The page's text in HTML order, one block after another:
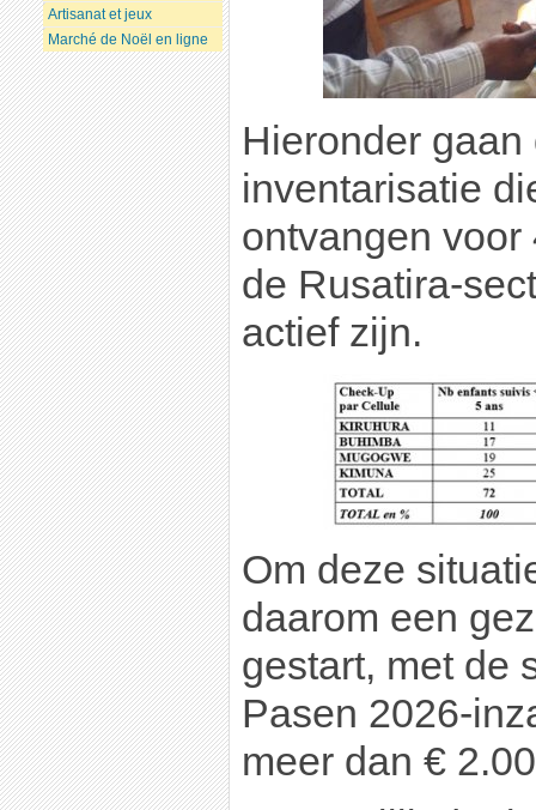
Hieronder
inventarisatie
ontvangen
de Rusatira-
actief zijn.
Om deze
daarom een
gestart, met de
Pasen 2026-
meer dan €
Artisanat et jeux
Marché de Noël en ligne